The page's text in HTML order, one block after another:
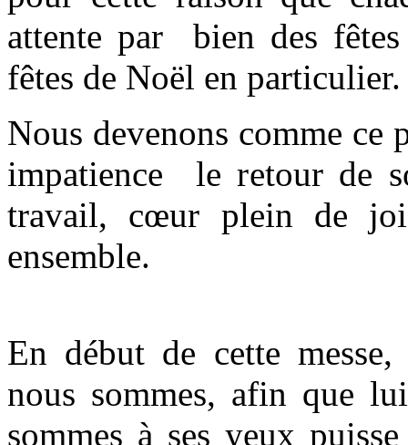
attente par bien des
fêtes de Noël en particulier.
Nous devenons comme
impatience le retour de
travail, cœur plein de
ensemble.
En début de cette
nous sommes, afin que
sommes à ses yeux